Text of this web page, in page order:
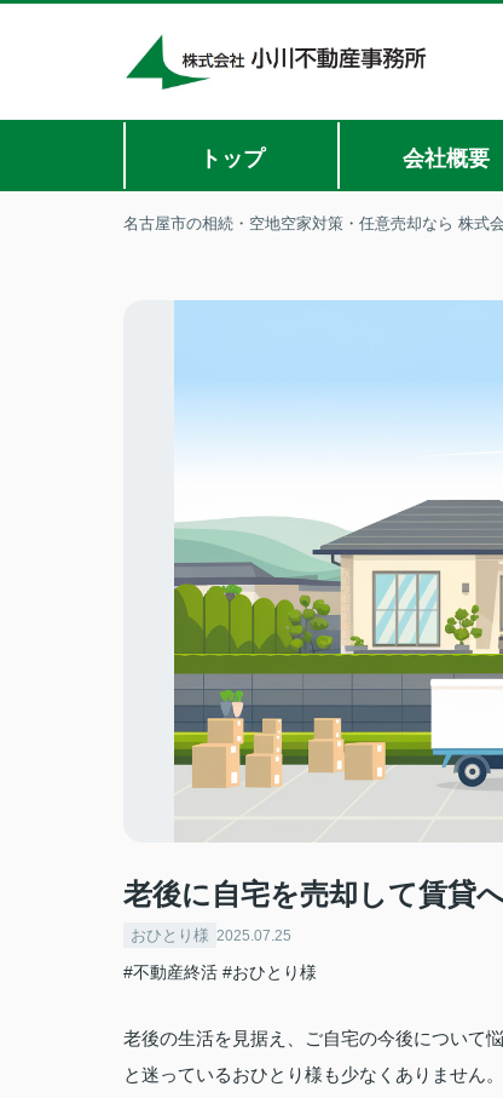
トップ 会社概要
名古屋市の相続・空地空家対策・任意売却なら 株式
老後に自宅を売却して賃貸
おひとり様 2025.07.25
#不動産終活 #おひとり様
老後の生活を見据え、ご自宅の今後について
と迷っているおひとり様も少なくありません